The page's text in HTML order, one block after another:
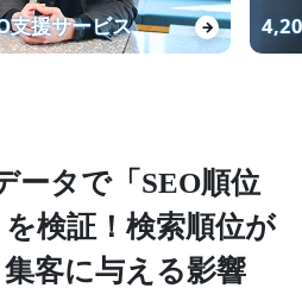
支援サービス →
ータで「SEO順位
検証！検索順位が
客に与える影響